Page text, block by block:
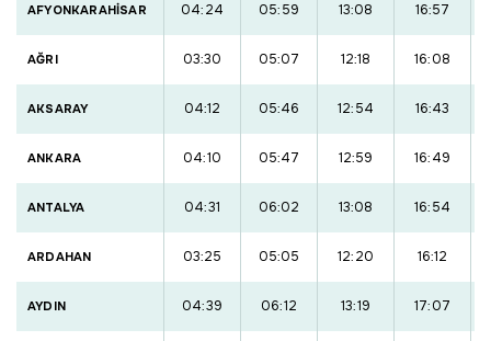
AFYONKARAHİSAR 04:24 05:59 13:08 16:57
AĞRI 03:30 05:07 12:18 16:08
AKSARAY 04:12 05:46 12:54 16:43
ANKARA 04:10 05:47 12:59 16:49
ANTALYA 04:31 06:02 13:08 16:54
ARDAHAN 03:25 05:05 12:20 16:12
AYDIN 04:39 06:12 13:19 17:07